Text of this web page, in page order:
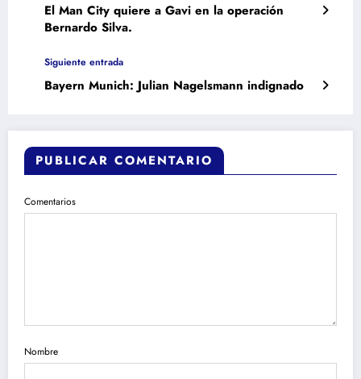
El Man City quiere a Gavi en la operación
Bernardo Silva.
Siguiente entrada
Bayern Munich: Julian Nagelsmann indignado
PUBLICAR COMENTARIO
Comentarios
Nombre